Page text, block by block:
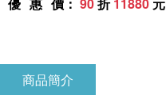
商品簡介